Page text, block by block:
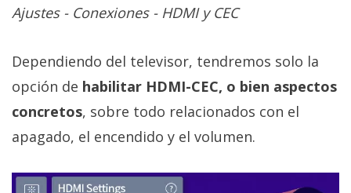
Ajustes - Conexiones - HDMI y CEC
Dependiendo del televisor, tendremos solo la
opción de habilitar HDMI-CEC, o bien aspectos
concretos, sobre todo relacionados con el
apagado, el encendido y el volumen.